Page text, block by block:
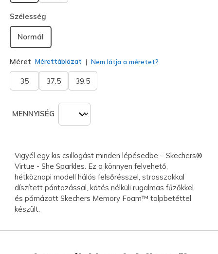
kiválasztva
Szélesség
Normál
Méret Mérettáblázat Nem látja a méretet?
35 37.5 39.5
MENNYISÉG
Vigyél egy kis csillogást minden lépésedbe – Skechers®
Virtue - She Sparkles. Ez a könnyen felvehető,
hétköznapi modell hálós felsőrésszel, strasszokkal
díszített pántozással, kötés nélküli rugalmas fűzőkkel
és párnázott Skechers Memory Foam™ talpbetéttel
készült.